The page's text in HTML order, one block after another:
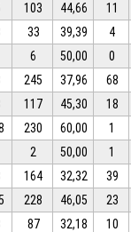
103 44,66 11
33 39,39 4
6 50,00 0
245 37,96 68
117 45,30 18
230 60,00 1
2 50,00 1
164 32,32 39
228 46,05 23
87 32,18 10